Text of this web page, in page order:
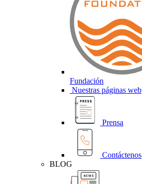
Fundación
Nuestras páginas web
Prensa
Contáctenos
BLOG